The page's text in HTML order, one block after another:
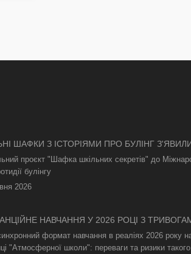
ШАФКИ З ІСТОРІЯМИ ПРО БУЛІНГ
проєкт "Шафка шкільних секретів" до
булінгу
2026
НАВЧАННЯ У 2026 РОЦІ З
ЯК АСИНХРОННИЙ ФОРМАТ РЯТУЄ
ПРОЦЕС
формат навчання в реаліях 2026 року
"Атмосферної школи": переваги та ризики